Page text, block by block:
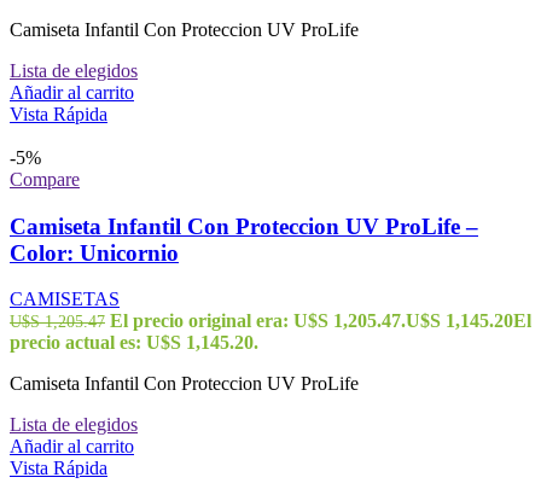
Camiseta Infantil Con Proteccion UV ProLife
Lista de elegidos
Añadir al carrito
Vista Rápida
-5%
Compare
Camiseta Infantil Con Proteccion UV ProLife –
Color: Unicornio
CAMISETAS
U$S1,205.47 El precio original era: U$S 1,205.47.U$S 1,145.20El
precio actual es: U$S 1,145.20.
Camiseta Infantil Con Proteccion UV ProLife
Lista de elegidos
Añadir al carrito
Vista Rápida